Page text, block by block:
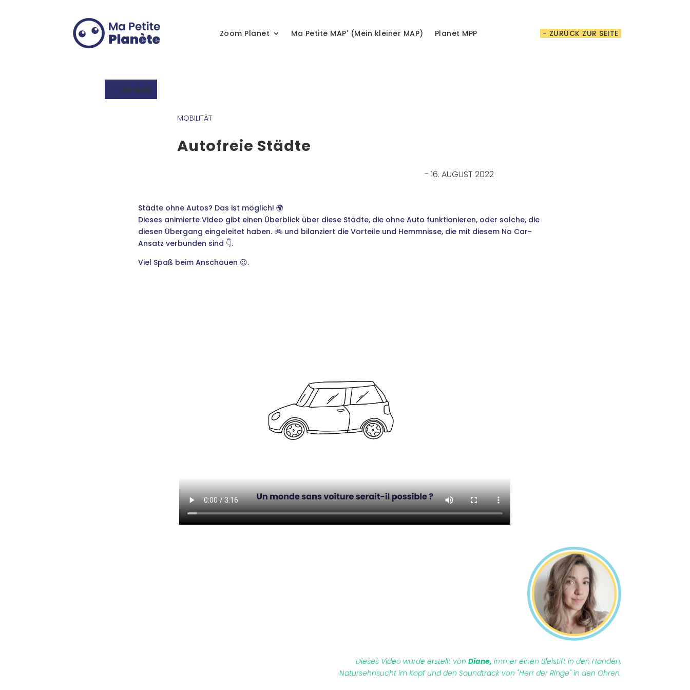
Zoom Planet Ma Petite MAP' (Mein kleiner MAP) Planet MPP - ZURÜCK ZUR SEITE
Zurück
MOBILITÄT
Autofreie Städte
- 16. AUGUST 2022
Städte ohne Autos? Das ist möglich! 🌍
Dieses animierte Video gibt einen Überblick über diese Städte, die ohne Auto funktionieren, oder solche, die
diesen Übergang eingeleitet haben. 🚲 und bilanziert die Vorteile und Hemmnisse, die mit diesem No Car-
Ansatz verbunden sind 👇.
Viel Spaß beim Anschauen 😉.
Dieses Video wurde erstellt von Diane, immer einen Bleistift in den Händen,
Natursehnsucht im Kopf und den Soundtrack von "Herr der Ringe" in den Ohren.